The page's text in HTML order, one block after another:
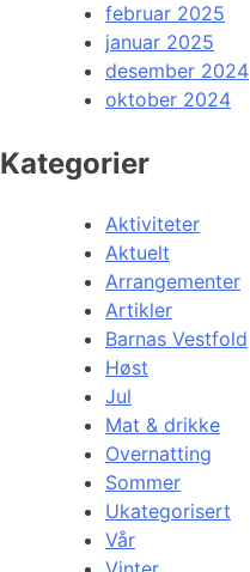
februar 2025
januar 2025
desember 2024
oktober 2024
Kategorier
Aktiviteter
Aktuelt
Arrangementer
Artikler
Barnas Vestfold
Høst
Jul
Mat & drikke
Overnatting
Sommer
Ukategorisert
Vår